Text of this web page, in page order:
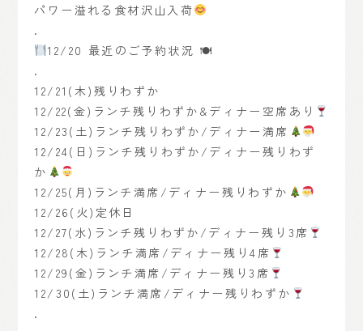
パワー溢れる食材沢山入荷
.
12/20 最近のご予約状況 🍽
.
12/21(木)残りわずか
12/22(金)ランチ残りわずか&ディナー空席あり
12/23(土)ランチ残りわずか/ディナー満席
12/24(日)ランチ残りわずか/ディナー残りわず
か
12/25(月)ランチ満席/ディナー残りわずか
12/26(火)定休日
12/27(水)ランチ残りわずか/ディナー残り3席
12/28(木)ランチ満席/ディナー残り4席
12/29(金)ランチ満席/ディナー残り3席
12/30(土)ランチ満席/ディナー残りわずか
.